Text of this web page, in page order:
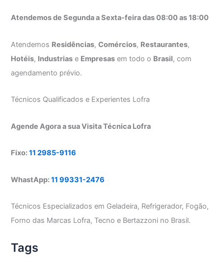
Atendemos de Segunda a Sexta-feira das 08:00 as 18:00
Atendemos Residências,Comércios, Restaurantes,
Hotéis, Industrias e Empresas em todo o Brasil, com
agendamento prévio.
Técnicos Qualificados e Experientes Lofra
Agende Agora a sua Visita Técnica Lofra
Fixo:11 2985-9116
WhastApp:11 99331-2476
Técnicos Especializados em Geladeira, Refrigerador, Fogão,
Forno das Marcas Lofra, Tecno e Bertazzoni no Brasil.
Tags